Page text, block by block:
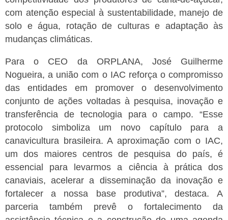
com atenção especial à sustentabilidade, manejo de
solo e água, rotação de culturas e adaptação às
mudanças climáticas.
Para o CEO da ORPLANA, José Guilherme
Nogueira, a união com o IAC reforça o compromisso
das entidades em promover o desenvolvimento
conjunto de ações voltadas à pesquisa, inovação e
transferência de tecnologia para o campo. “Esse
protocolo simboliza um novo capítulo para a
canavicultura brasileira. A aproximação com o IAC,
um dos maiores centros de pesquisa do país, é
essencial para levarmos a ciência à prática dos
canaviais, acelerar a disseminação da inovação e
fortalecer a nossa base produtiva”, destaca. A
parceria também prevê o fortalecimento da